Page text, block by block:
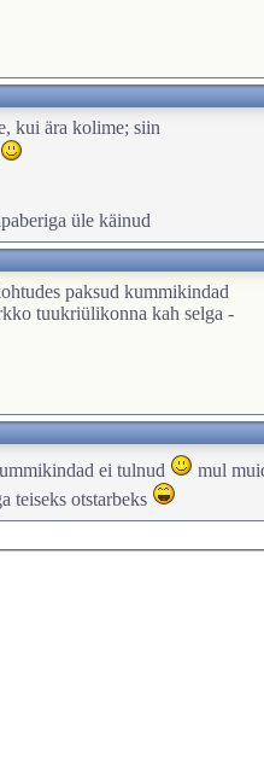
kui ära kolime; siin
üle käinud
paksud kummikindad
tuukriülikonna kah selga -
ei tulnud
mul
teiseks otstarbeks